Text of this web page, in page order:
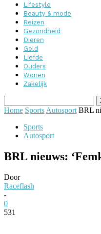
Lifestyle
Beauty & mode
Reizen
Gezondheid
Dieren
Geld
Liefde
Ouders
Wonen
Zakelijk
Home Sports Autosport BRL
Sports
Autosport
BRL nieuws:
Door
Raceflash
-
0
531